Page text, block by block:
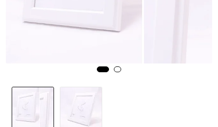
Trykk av bilder/skilt og innramming